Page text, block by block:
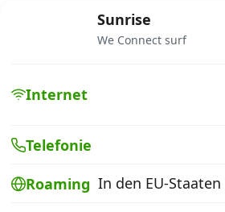
Alle Anbieter
Mobilfunknetz
Handy-Abo
wechseln
Sunrise
We Connect surf
Internet
Telefonie
Roaming In den EU-